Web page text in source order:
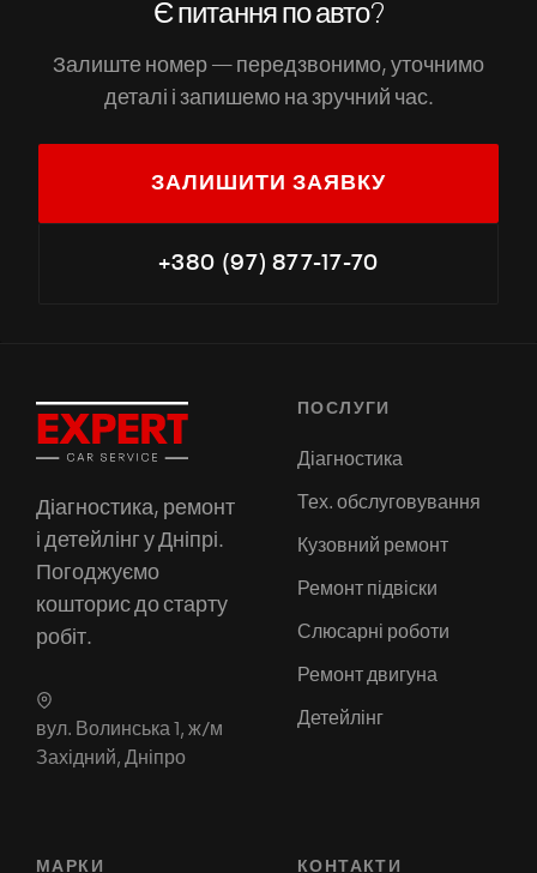
Є питання по авто?
Залиште номер — передзвонимо, уточнимо
деталі і запишемо на зручний час.
ЗАЛИШИТИ ЗАЯВКУ
+380 (97) 877-17-70
Діагностика, ремонт
і детейлінг у Дніпрі.
Погоджуємо
кошторис до старту
робіт.
вул. Волинська 1, ж/м
Західний, Дніпро
ПОСЛУГИ
Діагностика
Тех. обслуговування
Кузовний ремонт
Ремонт підвіски
Слюсарні роботи
Ремонт двигуна
Детейлінг
МАРКИ КОНТАКТИ